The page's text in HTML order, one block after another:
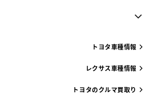
トヨタ車種情報
レクサス車種情報
トヨタのクルマ買取り